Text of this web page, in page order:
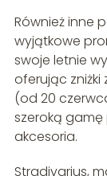
Również inne
wyjątkowe
swoje letnie
oferując
(od 20
szeroką gamę
akcesoria.
Stradivarius,